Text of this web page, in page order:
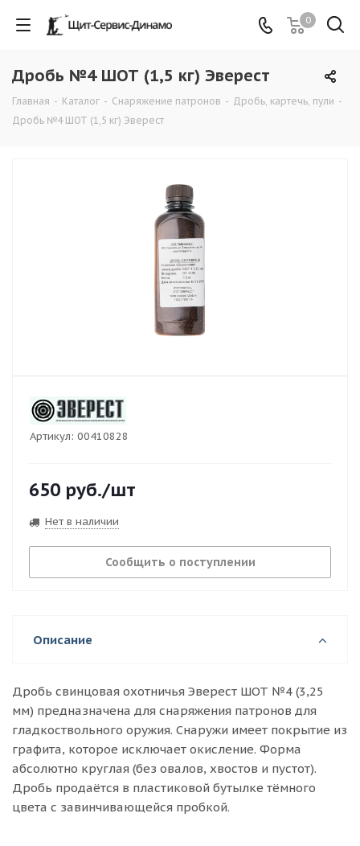
0
Дробь №4 ШОТ (1,5 кг) Эверест
Главная - Каталог - Снаряжение патронов - Дробь, картечь, пули -
Дробь №4 ШОТ (1,5 кг) Эверест
Артикул: 00410828
650 руб./шт
Нет в наличии
Сообщить о поступлении
Описание
Дробь свинцовая охотничья Эверест ШОТ №4 (3,25
мм) предназначена для снаряжения патронов для
гладкоствольного оружия. Снаружи имеет покрытие из
графита, которое исключает окисление. Форма
абсолютно круглая (без овалов, хвостов и пустот).
Дробь продаётся в пластиковой бутылке тёмного
цвета с завинчивающейся пробкой.